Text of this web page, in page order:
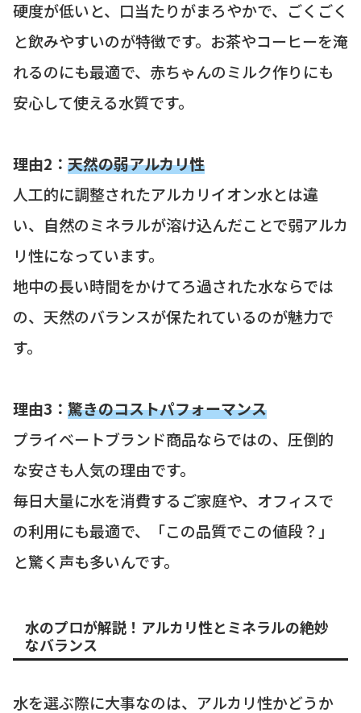
硬度が低いと、口当たりがまろやかで、ごくごく
と飲みやすいのが特徴です。お茶やコーヒーを淹
れるのにも最適で、赤ちゃんのミルク作りにも
安心して使える水質です。
理由2： 天然の弱アルカリ性
人工的に調整されたアルカリイオン水とは違
い、自然のミネラルが溶け込んだことで弱アルカ
リ性になっています。
地中の長い時間をかけてろ過された水ならでは
の、天然のバランスが保たれているのが魅力で
す。
理由3： 驚きのコストパフォーマンス
プライベートブランド商品ならではの、圧倒的
な安さも人気の理由です。
毎日大量に水を消費するご家庭や、オフィスで
の利用にも最適で、「この品質でこの値段？」
と驚く声も多いんです。
水のプロが解説！アルカリ性とミネラルの絶妙
なバランス
水を選ぶ際に大事なのは、アルカリ性かどうか